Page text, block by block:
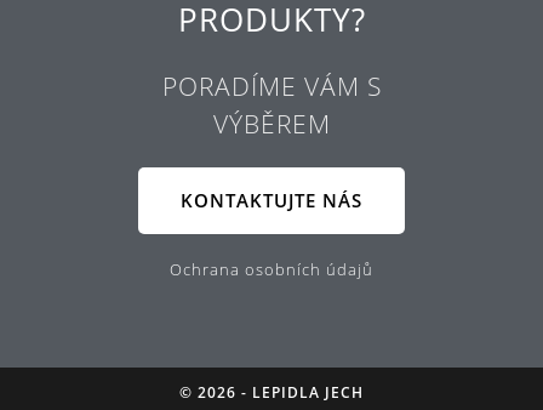
PRODUKTY?
PORADÍME VÁM S
VÝBĚREM
KONTAKTUJTE NÁS
Ochrana osobních údajů
© 2026 - LEPIDLA JECH